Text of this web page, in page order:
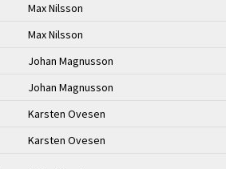
Max Nilsson
Max Nilsson
Johan Magnusson
Johan Magnusson
Karsten Ovesen
Karsten Ovesen